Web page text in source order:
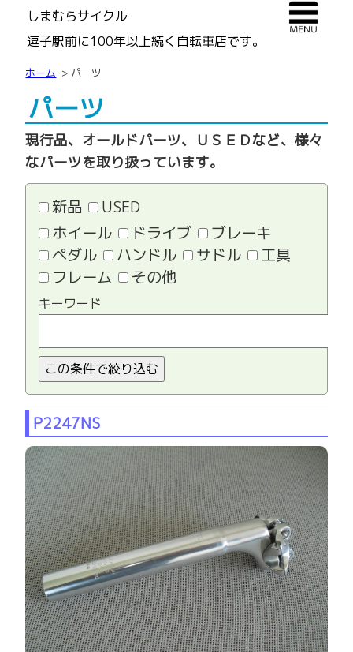
しまむらサイクル
逗子駅前に100年以上続く自転車店です。
ホーム パーツ
パーツ
現行品、オールドパーツ、ＵＳＥＤなど、様々
なパーツを取り扱っています。
新品
USED
ホイール
ドライブ
ブレーキ
ペダル
ハンドル サドル
工具
フレーム
その他
キーワード
P2247NS